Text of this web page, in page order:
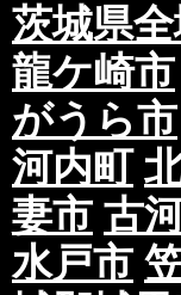
茨城県
龍ケ崎市
がうら市
河内町
妻市 古
水戸市